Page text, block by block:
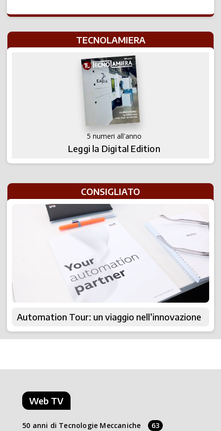
TECNOLAMIERA
5 numeri all'anno
Leggi la Digital Edition
CONSIGLIATO
Automation Tour: un viaggio nell’innovazione
Web TV
50 anni di Tecnologie Meccaniche 63